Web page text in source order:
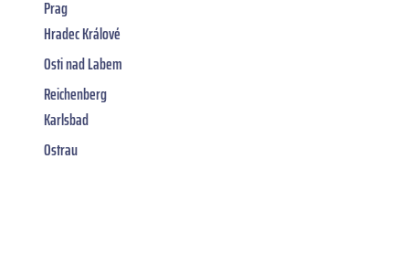
Prag
Hradec Králové
Osti nad Labem
Reichenberg
Karlsbad
Ostrau